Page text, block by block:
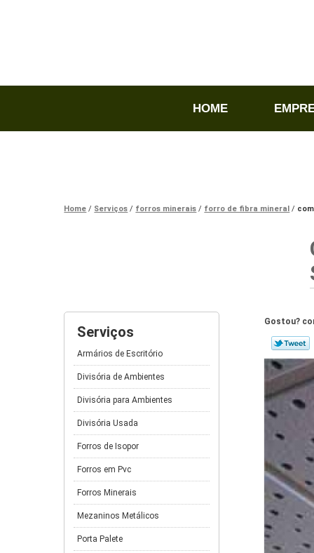
HOME
Home Serviços forros minerais forro de fibra mineral
Serviços
Armários de Escritório
Divisória de Ambientes
Divisória para Ambientes
Divisória Usada
Forros de Isopor
Forros em Pvc
Forros Minerais
Mezaninos Metálicos
Porta Palete
Gostou?